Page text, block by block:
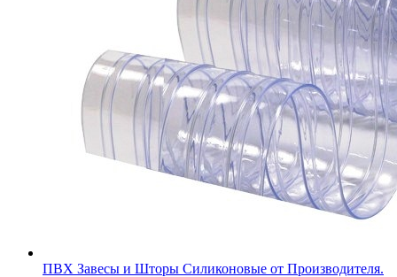
ПВХ Завесы и Шторы Силиконовые от Производителя.